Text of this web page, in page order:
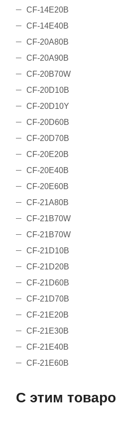
CF-14E20B
CF-14E40B
CF-20A80B
CF-20A90B
CF-20B70W
CF-20D10B
CF-20D10Y
CF-20D60B
CF-20D70B
CF-20E20B
CF-20E40B
CF-20E60B
CF-21A80B
CF-21B70W
CF-21B70W
CF-21D10B
CF-21D20B
CF-21D60B
CF-21D70B
CF-21E20B
CF-21E30B
CF-21E40B
CF-21E60B
С этим